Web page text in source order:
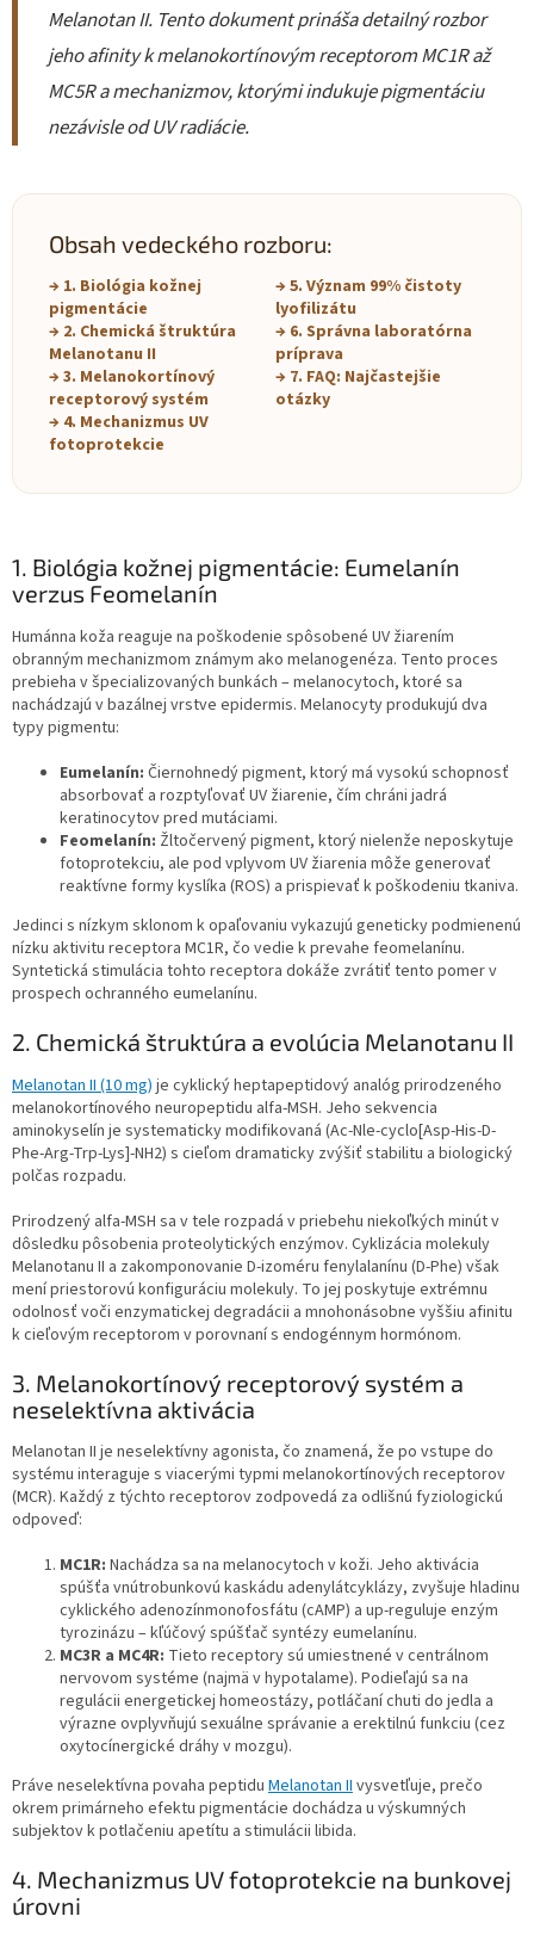
Melanotan II. Tento dokument prináša detailný rozbor
jeho afinity k melanokortínovým receptorom MC1R až
MC5R a mechanizmov, ktorými indukuje pigmentáciu
nezávisle od UV radiácie.
Obsah vedeckého rozboru:
→ 1. Biológia kožnej
pigmentácie
→ 2. Chemická štruktúra
Melanotanu II
→ 3. Melanokortínový
receptorový systém
→ 4. Mechanizmus UV
fotoprotekcie
→ 5. Význam 99% čistoty
lyofilizátu
→ 6. Správna laboratórna
príprava
→ 7. FAQ: Najčastejšie
otázky
1. Biológia kožnej pigmentácie: Eumelanín
verzus Feomelanín
Humánna koža reaguje na poškodenie spôsobené UV žiarením
obranným mechanizmom známym ako melanogenéza. Tento proces
prebieha v špecializovaných bunkách – melanocytoch, ktoré sa
nachádzajú v bazálnej vrstve epidermis. Melanocyty produkujú dva
typy pigmentu:
Eumelanín: Čiernohnedý pigment, ktorý má vysokú schopnosť
absorbovať a rozptyľovať UV žiarenie, čím chráni jadrá
keratinocytov pred mutáciami.
Feomelanín: Žltočervený pigment, ktorý nielenže neposkytuje
fotoprotekciu, ale pod vplyvom UV žiarenia môže generovať
reaktívne formy kyslíka (ROS) a prispievať k poškodeniu tkaniva.
Jedinci s nízkym sklonom k opaľovaniu vykazujú geneticky podmienenú
nízku aktivitu receptora MC1R, čo vedie k prevahe feomelanínu.
Syntetická stimulácia tohto receptora dokáže zvrátiť tento pomer v
prospech ochranného eumelanínu.
2. Chemická štruktúra a evolúcia Melanotanu II
Melanotan II (10 mg) je cyklický heptapeptidový analóg prirodzeného
melanokortínového neuropeptidu alfa-MSH. Jeho sekvencia
aminokyselín je systematicky modifikovaná (Ac-Nle-cyclo[Asp-His-D-
Phe-Arg-Trp-Lys]-NH2) s cieľom dramaticky zvýšiť stabilitu a biologický
polčas rozpadu.
Prirodzený alfa-MSH sa v tele rozpadá v priebehu niekoľkých minút v
dôsledku pôsobenia proteolytických enzýmov. Cyklizácia molekuly
Melanotanu II a zakomponovanie D-izoméru fenylalanínu (D-Phe) však
mení priestorovú konfiguráciu molekuly. To jej poskytuje extrémnu
odolnosť voči enzymatickej degradácii a mnohonásobne vyššiu afinitu
k cieľovým receptorom v porovnaní s endogénnym hormónom.
3. Melanokortínový receptorový systém a
neselektívna aktivácia
Melanotan II je neselektívny agonista, čo znamená, že po vstupe do
systému interaguje s viacerými typmi melanokortínových receptorov
(MCR). Každý z týchto receptorov zodpovedá za odlišnú fyziologickú
odpoveď:
MC1R: Nachádza sa na melanocytoch v koži. Jeho aktivácia
spúšťa vnútrobunkovú kaskádu adenylátcyklázy, zvyšuje hladinu
cyklického adenozínmonofosfátu (cAMP) a up-reguluje enzým
tyrozinázu – kľúčový spúšťač syntézy eumelanínu.
MC3R a MC4R: Tieto receptory sú umiestnené v centrálnom
nervovom systéme (najmä v hypotalame). Podieľajú sa na
regulácii energetickej homeostázy, potláčaní chuti do jedla a
výrazne ovplyvňujú sexuálne správanie a erektilnú funkciu (cez
oxytocínergické dráhy v mozgu).
Práve neselektívna povaha peptidu Melanotan IIvysvetľuje, prečo
okrem primárneho efektu pigmentácie dochádza u výskumných
subjektov k potlačeniu apetítu a stimulácii libida.
4. Mechanizmus UV fotoprotekcie na bunkovej
úrovni